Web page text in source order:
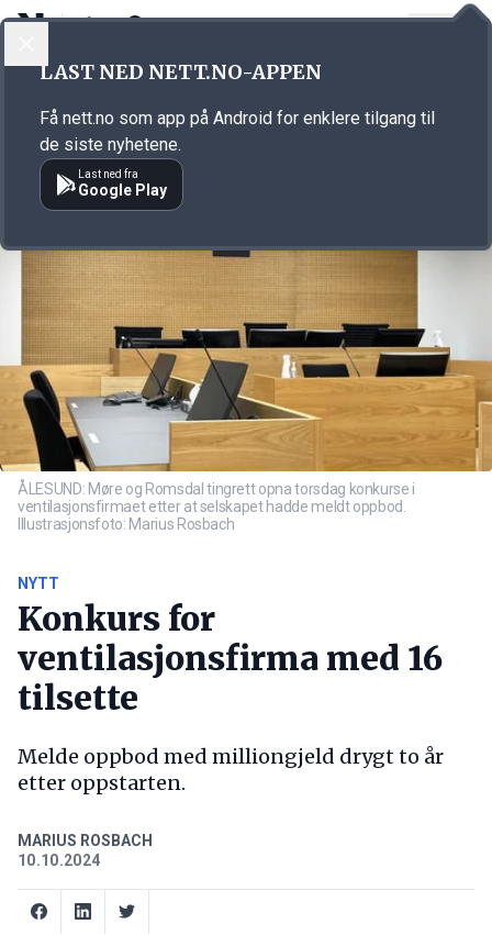
Annonsørinnhold
ÅLESUND: Møre og Romsdal tingrett opna torsdag konkurse i
ventilasjonsfirmaet etter at selskapet hadde meldt oppbod.
Illustrasjonsfoto: Marius Rosbach
NYTT
Konkurs for
ventilasjonsfirma med 16
tilsette
Melde oppbod med milliongjeld drygt to år
etter oppstarten.
MARIUS ROSBACH
10.10.2024
LAST NED NETT.NO-APPEN
Få nett.no som app på Android for enklere tilgang til
de siste nyhetene.
Last ned fra
Google Play